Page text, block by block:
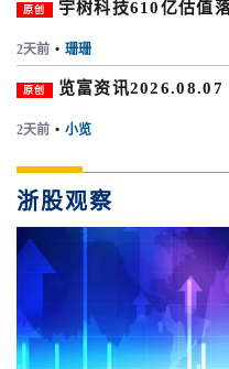
原创 宇树科技610亿估值
2天前 • 珊珊
原创 览富资讯2026.08.07
2天前 • 小览
浙股观察